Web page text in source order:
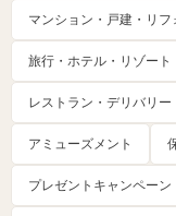
マンション・戸建・リ
旅行・ホテル・リゾート
レストラン・デリバリー
アミューズメント
プレゼントキャンペーン